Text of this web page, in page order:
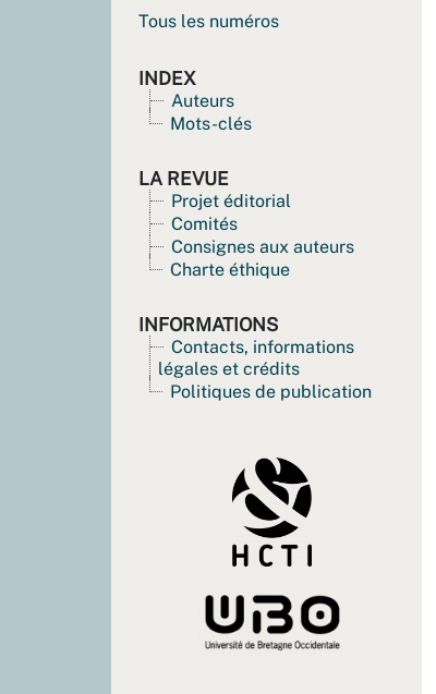
Tous les numéros
INDEX
Auteurs
Mots-clés
LA REVUE
Projet éditorial
Comités
Consignes aux auteurs
Charte éthique
INFORMATIONS
Contacts, informations
légales et crédits
Politiques de publication